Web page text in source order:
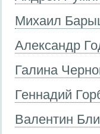
Михаил
Александр
Галина
Геннадий
Валентин